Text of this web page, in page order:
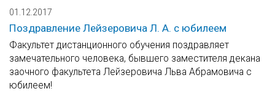
01.12.2017
Поздравление Лейзеровича Л. А. с юбилеем
Факультет дистанционного обучения поздравляет
замечательного человека, бывшего заместителя декана
заочного факультета Лейзеровича Льва Абрамовича с
юбилеем!